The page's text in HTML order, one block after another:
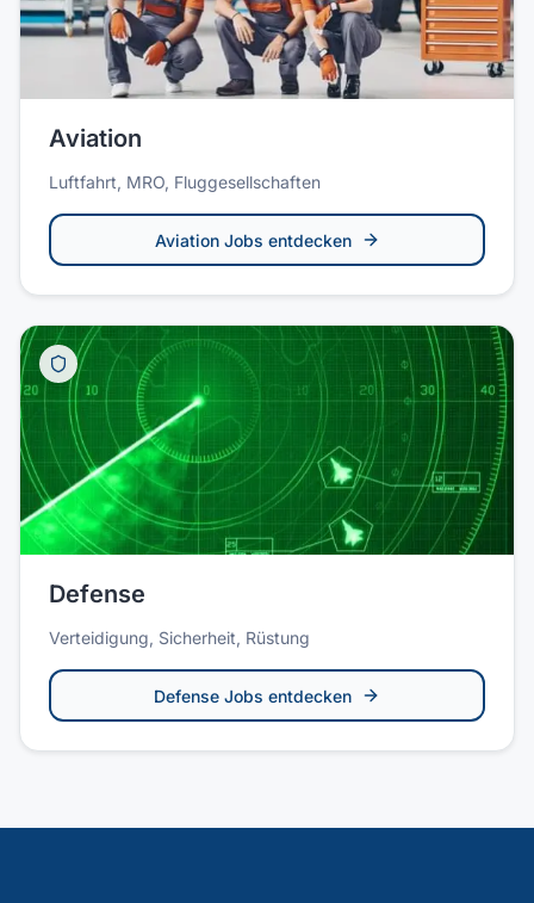
Aviation
Luftfahrt, MRO, Fluggesellschaften
AviationJobs entdecken
Defense
Verteidigung, Sicherheit, Rüstung
Defense Jobs entdecken